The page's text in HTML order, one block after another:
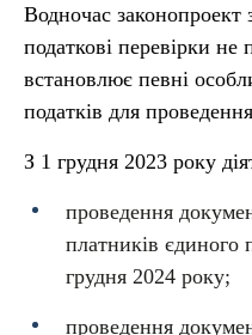
Водночас законопроект
податкові перевірки не
встановлює певні
податків для
З 1 грудня 2023 року
проведення
платників єдиного
грудня 2024 року;
проведення